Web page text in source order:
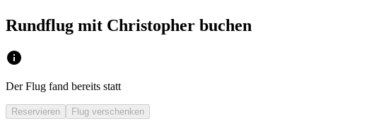
Rundflug mit Christopher buchen
Der Flug fand bereits statt
Reservieren Flug verschenken